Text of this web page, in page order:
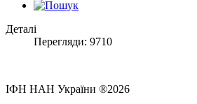
Деталі
Перегляди: 9710
ІФН НАН України ®2026